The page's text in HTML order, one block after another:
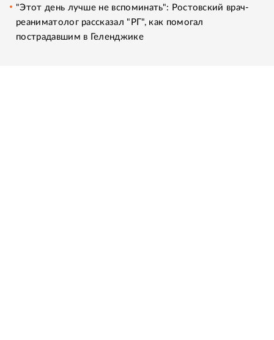
"Этот день лучше не вспоминать": Ростовский врач-
реаниматолог рассказал "РГ", как помогал
пострадавшим в Геленджике